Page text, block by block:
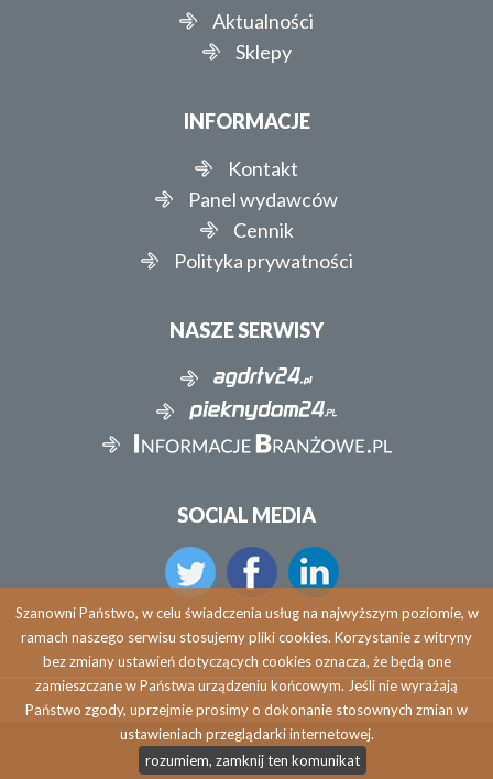
Aktualności
Sklepy
INFORMACJE
Kontakt
Panel wydawców
Cennik
Polityka prywatności
NASZE SERWISY
SOCIAL MEDIA
Copyright © 2026 agdrtv24.pl
Szanowni Państwo, w celu świadczenia usług na najwyższym poziomie, w
ramach naszego serwisu stosujemy pliki cookies. Korzystanie z witryny
bez zmiany ustawień dotyczących cookies oznacza, że będą one
zamieszczane w Państwa urządzeniu końcowym. Jeśli nie wyrażają
Państwo zgody, uprzejmie prosimy o dokonanie stosownych zmian w
ustawieniach przeglądarki internetowej.
rozumiem, zamknij ten komunikat